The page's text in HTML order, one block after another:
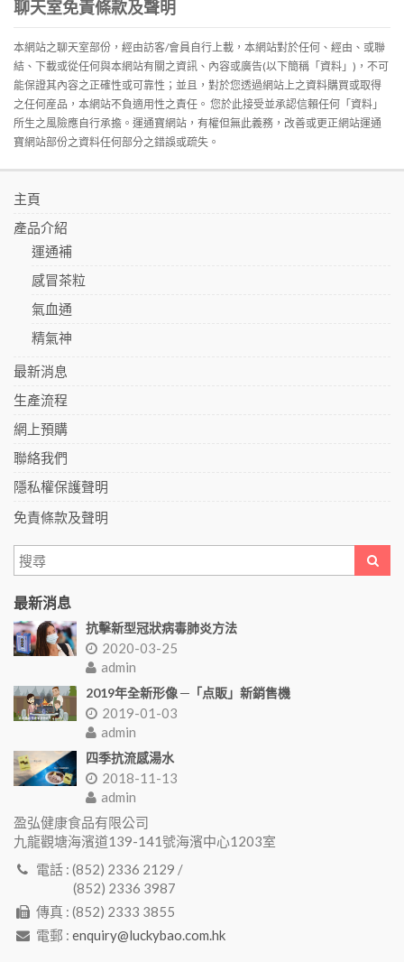
聊天室免責條款及聲明
本網站之聊天室部份，經由訪客/會員自行上載，本網站對於任何、經由、或聯
結、下載或從任何與本網站有關之資訊、內容或廣告(以下簡稱「資料」)，不可
能保證其內容之正確性或可靠性；並且，對於您透過網站上之資料購買或取得
之任何産品，本網站不負適用性之責任。 您於此接受並承認信賴任何「資料」
所生之風險應自行承擔。運通寶網站，有權但無此義務，改善或更正網站運通
寶網站部份之資料任何部分之錯誤或疏失。
主頁
產品介紹
運通補
感冒茶粒
氣血通
精氣神
最新消息
生產流程
網上預購
聯絡我們
隱私權保護聲明
免責條款及聲明
最新消息
抗擊新型冠狀病毒肺炎方法
2020-03-25
admin
2019年全新形像 ─「点販」新銷售機
2019-01-03
admin
四季抗流感湯水
2018-11-13
admin
盈弘健康食品有限公司
九龍觀塘海濱道139-141號海濱中心1203室
電話 : (852) 2336 2129 /
(852) 2336 3987
傳真 : (852) 2333 3855
電郵 : enquiry@luckybao.com.hk